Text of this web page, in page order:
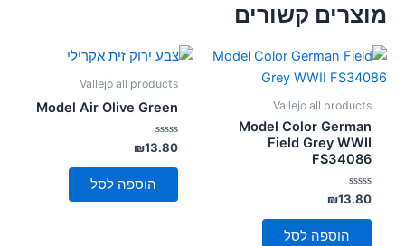
מוצרים קשורים
Vallejo all products
Model Color German
Field Grey WWII
FS34086
דורג
0
מתוך
₪13.80
הוספה לסל
Vallejo all products
Model Air Olive Green
דורג
0
מתוך
₪13.80
הוספה לסל